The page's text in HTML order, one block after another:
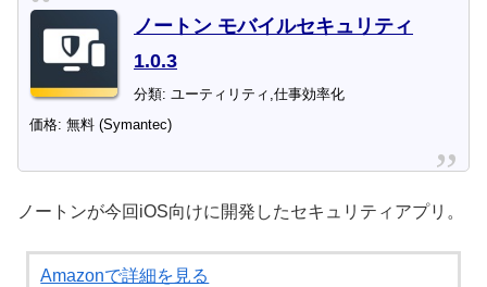
ノートン モバイルセキュリティ
1.0.3
分類: ユーティリティ,仕事効率化
価格: 無料 (Symantec)
ノートンが今回iOS向けに開発したセキュリティアプリ。
Amazonで詳細を見る